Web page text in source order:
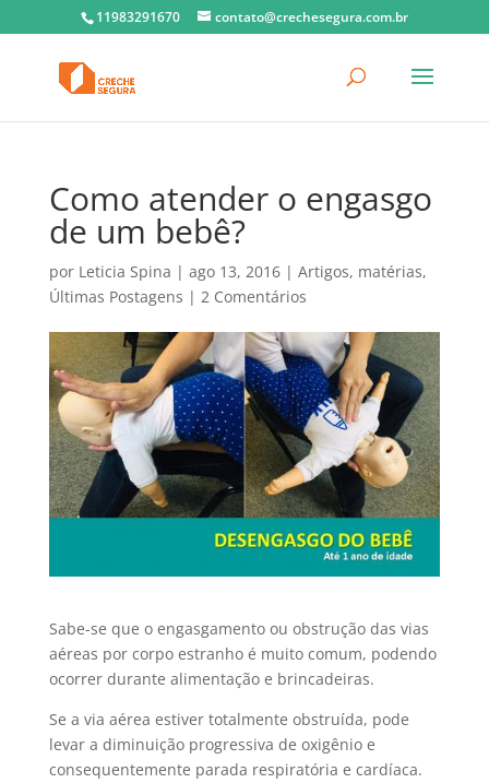
11983291670 contato@crechesegura.com.br
Como atender o engasgo
de um bebê?
por Leticia Spina | ago 13, 2016| Artigos, matérias,
Últimas Postagens | 2 Comentários
Sabe-se que o engasgamento ou obstrução das vias
aéreas por corpo estranho é muito comum, podendo
ocorrer durante alimentação e brincadeiras.
Se a via aérea estiver totalmente obstruída, pode
levar a diminuição progressiva de oxigênio e
consequentemente parada respiratória e cardíaca.